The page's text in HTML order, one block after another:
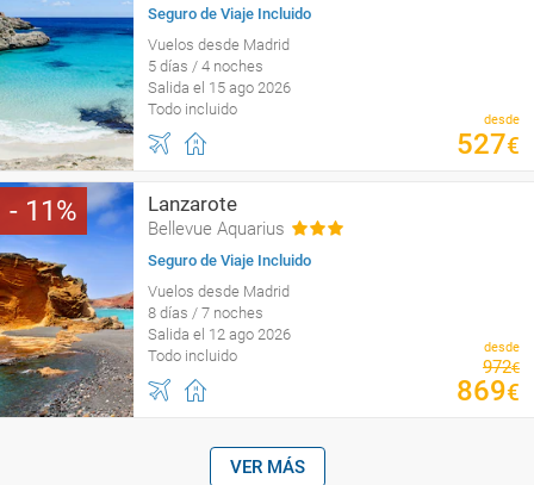
Seguro de Viaje Incluido
Vuelos desde Madrid
5 días / 4 noches
Salida el 15 ago 2026
Todo incluido
desde
527€
11 Lanzarote
Bellevue Aquarius
Seguro de Viaje Incluido
Vuelos desde Madrid
8 días / 7 noches
Salida el 12 ago 2026
Todo incluido
desde
972€
869€
VER MÁS